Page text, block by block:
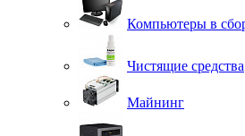
Компьютеры в
Чистящие средства
Майнинг